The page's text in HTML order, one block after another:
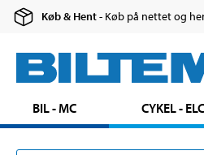
Køb & Hent- Køb på nettet og
BIL - MC CYKEL -